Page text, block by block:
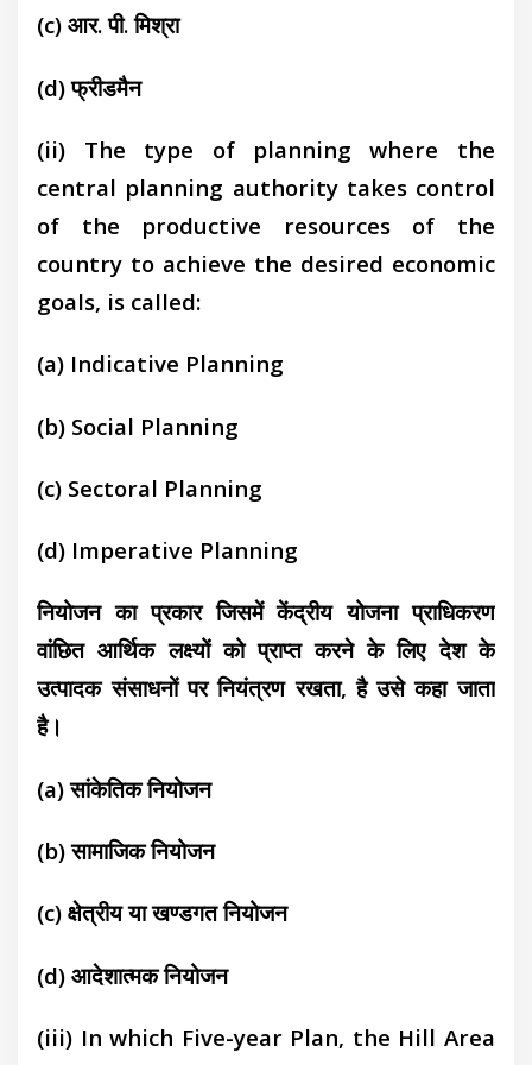
(c) आर. पी. मिश्रा
(d) फ्रीडमैन
(ii) The type of planning where the
central planning authority takes control
of the productive resources of the
country to achieve the desired economic
goals, is called:
(a) Indicative Planning
(b) Social Planning
(c) Sectoral Planning
(d) Imperative Planning
नियोजन का प्रकार जिसमें केंद्रीय योजना प्राधिकरण
वांछित आर्थिक लक्ष्यों को प्राप्त करने के लिए देश के
उत्पादक संसाधनों पर नियंत्रण रखता, है उसे कहा जाता
है।
(a) सांकेतिक नियोजन
(b) सामाजिक नियोजन
(c) क्षेत्रीय या खण्डगत नियोजन
(d)आदेशात्मक नियोजन
(iii) In which Five-year Plan, the Hill Area